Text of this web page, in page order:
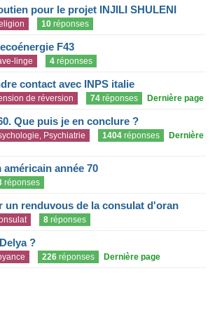
pour le projet INJILI SHULENI
10 réponses
F43
linge 4 réponses
contact avec INPS italie
de réversion 74 réponses Dernière page
Que puis je en conclure ?
Psychiatrie 1404 réponses
Dernière
année 70
réponses
un renduvous de la consulat d'oran
8 réponses
?
226 réponses Dernière page